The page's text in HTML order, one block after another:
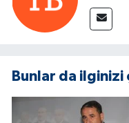
Bunlar da ilginizi